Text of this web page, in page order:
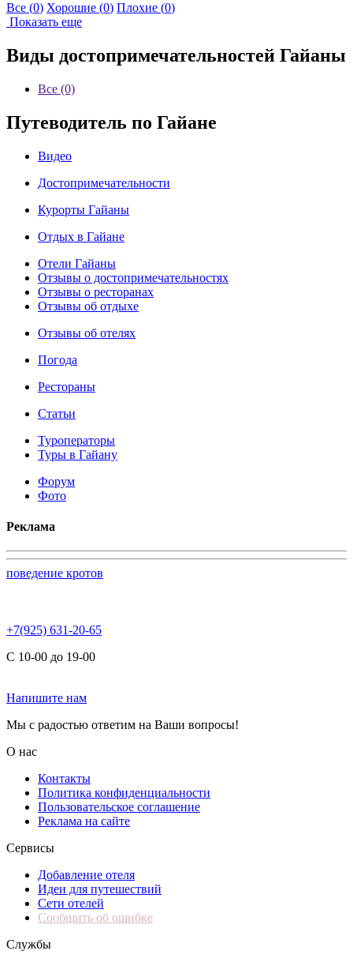
Все (0) Хорошие (0) Плохие (0)
Показать еще
Виды достопримечательностей Гайаны
Все (0)
Путеводитель по Гайане
Видео
Достопримечательности
Курорты Гайаны
Отдых в Гайане
Отели Гайаны
Отзывы о достопримечательностях
Отзывы о ресторанах
Отзывы об отдыхе
Отзывы об отелях
Погода
Рестораны
Статьи
Туроператоры
Туры в Гайану
Форум
Фото
Реклама
поведение кротов
+7(925) 631-20-65
С 10-00 до 19-00
Напишите нам
Мы с радостью ответим на Ваши вопросы!
О нас
Контакты
Политика конфиденциальности
Пользовательское соглашение
Реклама на сайте
Сервисы
Добавление отеля
Идеи для путешествий
Сети отелей
Сообщить об ошибке
Службы